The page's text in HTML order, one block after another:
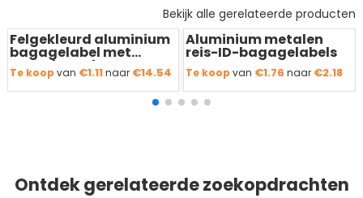
Bekijk alle gerelateerde producten
Redden50 %
Felgekleurd aluminium
bagagelabel met
naamkaartje
Te koop van €1.11naar €14.54
Redden50 %
Aluminium metalen
reis-ID-bagagelabels
Te koop van €1.76naar €2.18
Ontdek gerelateerde zoekopdrachten